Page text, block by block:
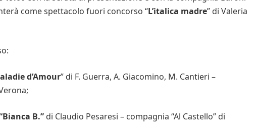
come spettacolo fuori concorso “L’italica madre” di Valeria
d’Amour” di F. Guerra, A. Giacomino, M. Cantieri –
B.”di Claudio Pesaresi – compagnia “Al Castello” di